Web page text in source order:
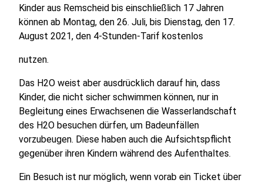
Kinder aus Remscheid bis einschließlich 17 Jahren
können ab Montag, den 26. Juli, bis Dienstag, den 17.
August 2021, den 4-Stunden-Tarif kostenlos
nutzen.
Das H2O weist aber ausdrücklich darauf hin, dass
Kinder, die nicht sicher schwimmen können, nur in
Begleitung eines Erwachsenen die Wasserlandschaft
des H2O besuchen dürfen, um Badeunfällen
vorzubeugen. Diese haben auch die Aufsichtspflicht
gegenüber ihren Kindern während des Aufenthaltes.
Ein Besuch ist nur möglich, wenn vorab ein Ticket über